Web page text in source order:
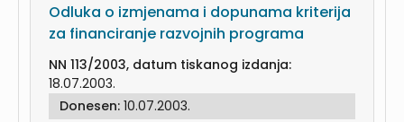
Odluka o izmjenama i dopunama kriterija
za financiranje razvojnih programa
NN 113/2003, datum tiskanog izdanja:
18.07.2003.
Donesen: 10.07.2003.